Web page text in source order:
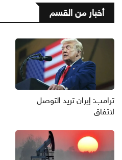
أخبار من القسم
ترامب: إيران تريد التوصل
لاتفاق